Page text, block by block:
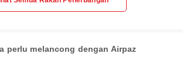
perlu melancong dengan Airpaz